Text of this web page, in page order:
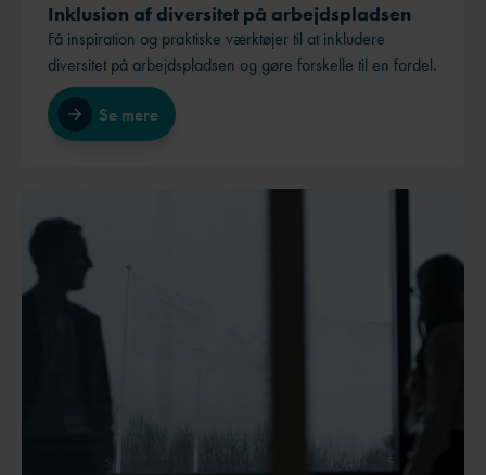
Inklusion af diversitet på arbejdspladsen
Få inspiration og praktiske værktøjer til at inkludere
diversitet på arbejdspladsen og gøre forskelle til en fordel.
Se mere